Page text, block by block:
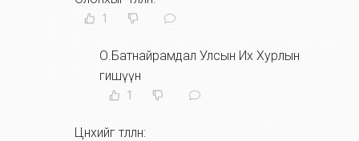
1
О.Батнайрамдал Улсын Их Хурлын
гишүүн
1
Цөөнхийг төлөөлөн: